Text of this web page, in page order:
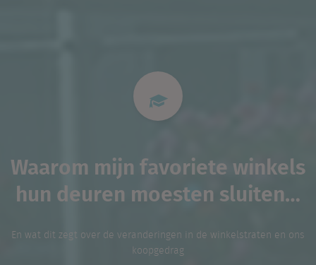
Waarom mijn favoriete winkels
hun deuren moesten sluiten…
En wat dit zegt over de veranderingen in de winkelstraten en ons
koopgedrag